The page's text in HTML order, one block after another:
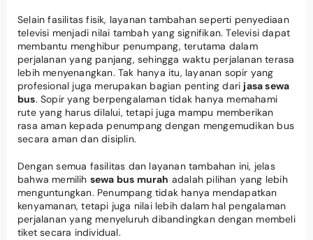
Selain fasilitas fisik, layanan tambahan seperti penyediaan
televisi menjadi nilai tambah yang signifikan. Televisi dapat
membantu menghibur penumpang, terutama dalam
perjalanan yang panjang, sehingga waktu perjalanan terasa
lebih menyenangkan. Tak hanya itu, layanan sopir yang
profesional juga merupakan bagian penting dari jasa sewa
bus. Sopir yang berpengalaman tidak hanya memahami
rute yang harus dilalui, tetapi juga mampu memberikan
rasa aman kepada penumpang dengan mengemudikan bus
secara aman dan disiplin.
Dengan semua fasilitas dan layanan tambahan ini, jelas
bahwa memilih sewa bus murah adalah pilihan yang lebih
menguntungkan. Penumpang tidak hanya mendapatkan
kenyamanan, tetapi juga nilai lebih dalam hal pengalaman
perjalanan yang menyeluruh dibandingkan dengan membeli
tiket secara individual.